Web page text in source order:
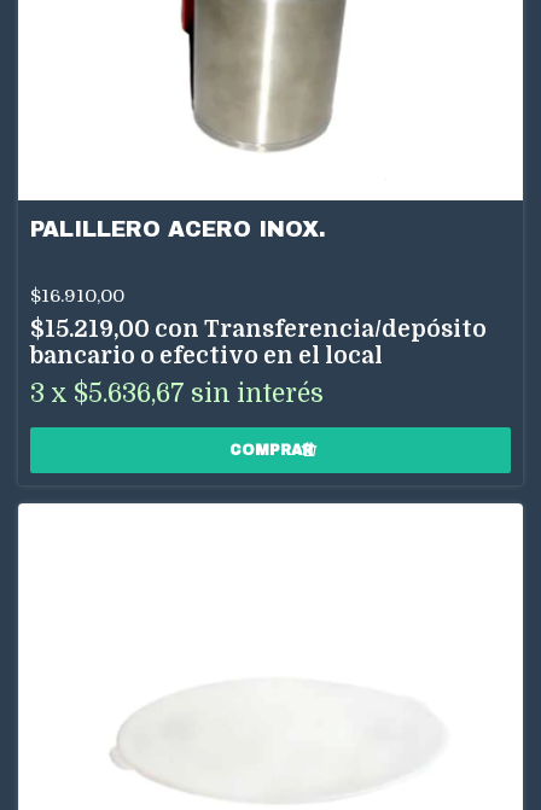
PALILLERO ACERO INOX.
$16.910,00
$15.219,00 con Transferencia/depósito
bancario o efectivo en el local
3 x $5.636,67 sin interés